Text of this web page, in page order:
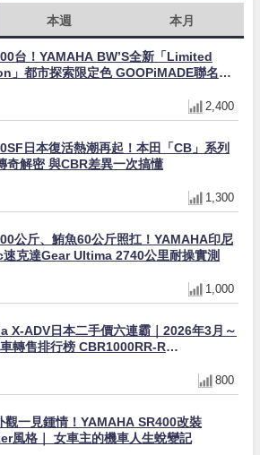
本週 本月
台！YAMAHA BW’S全新「Limited
」都市探索限定色 GOOPiMADE聯名包
2,400
日本復活熱潮再起！本田「CB」系列
奇解密 與CBR差異一次搞懂
1,300
公斤、鮪魚60公斤照扛！YAMAHA印尼
速克達Gear Ultima 2740公里耐操實測
1,000
X-ADV日本二手價六連霸｜2026年3月～
轉售排行榜 CBR1000RR-R
800
觀一見鍾情！YAMAHA SR400改裝
風格｜ 女車主的機車人生蛻變記